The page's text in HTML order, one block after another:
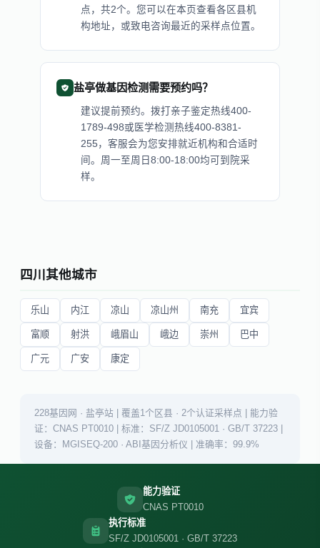
点，共2个。您可以在本页查看各区县机
构地址，或致电咨询最近的采样点位置。
盐亭做基因检测需要预约吗？
建议提前预约。拨打亲子鉴定热线400-
1789-498或医学检测热线400-8381-
255，客服会为您安排就近机构和合适时
间。周一至周日8:00-18:00均可到院采
样。
四川其他城市
乐山 内江 凉山 凉山州 南充 宜宾
富顺 射洪 峨眉山 峨边 崇州 巴中
广元 广安 康定
228基因网 · 盐亭站 | 覆盖1个区县 · 2个认证采样点 | 能力验
证：CNAS PT0010 | 标准：SF/Z JD0105001 · GB/T 37223 |
设备：MGISEQ-200 · ABI基因分析仪 | 准确率：99.9%
能力验证
CNAS PT0010
执行标准
SF/Z JD0105001 · GB/T 37223